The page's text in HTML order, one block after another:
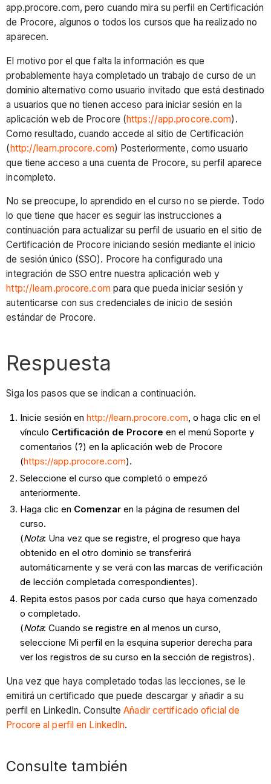
app.procore.com, pero cuando mira su perfil en Certificación
de Procore, algunos o todos los cursos que ha realizado no
aparecen.
El motivo por el que falta la información es que
probablemente haya completado un trabajo de curso de un
dominio alternativo como usuario invitado que está destinado
a usuarios que no tienen acceso para iniciar sesión en la
aplicación web de Procore (https://app.procore.com).
Como resultado, cuando accede al sitio de Certificación
(http://learn.procore.com) Posteriormente, como usuario
que tiene acceso a una cuenta de Procore, su perfil aparece
incompleto.
No se preocupe, lo aprendido en el curso no se pierde. Todo
lo que tiene que hacer es seguir las instrucciones a
continuación para actualizar su perfil de usuario en el sitio de
Certificación de Procore iniciando sesión mediante el inicio
de sesión único (SSO). Procore ha configurado una
integración de SSO entre nuestra aplicación web y
http://learn.procore.compara que pueda iniciar sesión y
autenticarse con sus credenciales de inicio de sesión
estándar de Procore.
Respuesta
Siga los pasos que se indican a continuación.
Inicie sesión en http://learn.procore.com, o haga clic en el
vínculo Certificación de Procore en el menú Soporte y
comentarios (?) en la aplicación web de Procore
(https://app.procore.com).
Seleccione el curso que completó o empezó
anteriormente.
Haga clic en Comenzaren la página de resumen del
curso.
(Nota: Una vez que se registre, el progreso que haya
obtenido en el otro dominio se transferirá
automáticamente y se verá con las marcas de verificación
de lección completada correspondientes).
Repita estos pasos por cada curso que haya comenzado
o completado.
(Nota: Cuando se registre en al menos un curso,
seleccione Mi perfil en la esquina superior derecha para
ver los registros de su curso en la sección de registros).
Una vez que haya completado todas las lecciones, se le
emitirá un certificado que puede descargar y añadir a su
perfil en LinkedIn. ConsulteAñadir certificado oficial de
Procore al perfil en LinkedIn.
Consulte también